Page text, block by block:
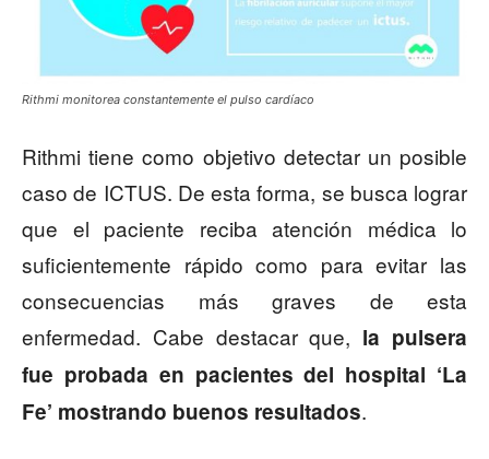
Rithmi monitorea constantemente el pulso cardíaco
Rithmi tiene como objetivo detectar un posible
caso de ICTUS. De esta forma, se busca lograr
que el paciente reciba atención médica lo
suficientemente rápido como para evitar las
consecuencias más graves de esta
enfermedad. Cabe destacar que, la pulsera
fue probada en pacientes del hospital ‘La
Fe’ mostrando buenos resultados.